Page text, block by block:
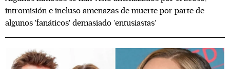
intromisión e incluso amenazas de muerte por parte de
algunos 'fanáticos' demasiado 'entusiastas'